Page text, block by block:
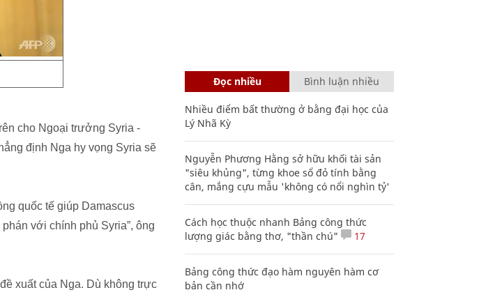
cho Ngoại trưởng Syria -
định Nga hy vọng Syria sẽ
quốc tế giúp Damascus
với chính phủ Syria”, ông
xuất của Nga. Dù không trực
Đọc nhiều Bình luận nhiều
Nhiều điểm bất thường ở bằng đại học của
Lý Nhã Kỳ
Nguyễn Phương Hằng sở hữu khối tài sản
"siêu khủng", từng khoe sổ đỏ tính bằng
cân, mắng cựu mẫu 'không có nổi nghìn tỷ'
Cách học thuộc nhanh Bảng công thức
lượng giác bằng thơ, "thần chú"
17
Bảng công thức đạo hàm nguyên hàm cơ
bản cần nhớ